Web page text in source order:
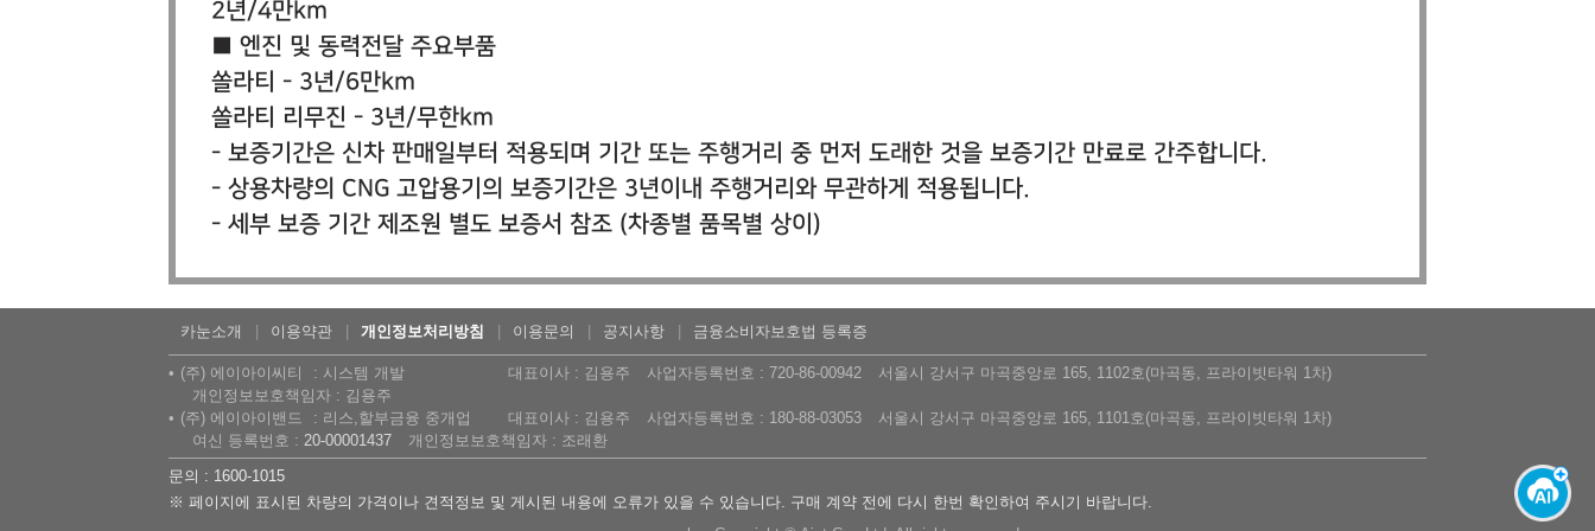
2년/4만km
■ 엔진 및 동력전달 주요부품
쏠라티 - 3년/6만km
쏠라티 리무진 - 3년/무한km
- 보증기간은 신차 판매일부터 적용되며 기간 또는 주행거리 중 먼저 도래한 것을 보증기간 만료로 간주합니다.
- 상용차량의 CNG 고압용기의 보증기간은 3년이내 주행거리와 무관하게 적용됩니다.
- 세부 보증 기간 제조원 별도 보증서 참조 (차종별 품목별 상이)
카눈소개 이용약관 개인정보처리방침 이용문의 공지사항 금융소비자보호법 등록증
(주) 에이아이씨티 시스템 개발 대표이사 : 김용주 사업자등록번호 : 720-86-00942
서울시 강서구 마곡중앙로 165, 1102호(마곡동, 프라이빗타워 1차)
개인정보보호책임자 : 김용주
(주) 에이아이밴드
리스,할부금융 중개업 대표이사 : 김용주 사업자등록번호 : 180-88-03053
서울시 강서구 마곡중앙로 165, 1101호(마곡동, 프라이빗타워 1차)
여신 등록번호 : 20-00001437
개인정보보호책임자 : 조래환
문의 : 1600-1015
※ 페이지에 표시된 차량의 가격이나 견적정보 및 게시된 내용에 오류가 있을 수 있습니다. 구매 계약 전에 다시 한번 확인하여 주시기 바랍니다.